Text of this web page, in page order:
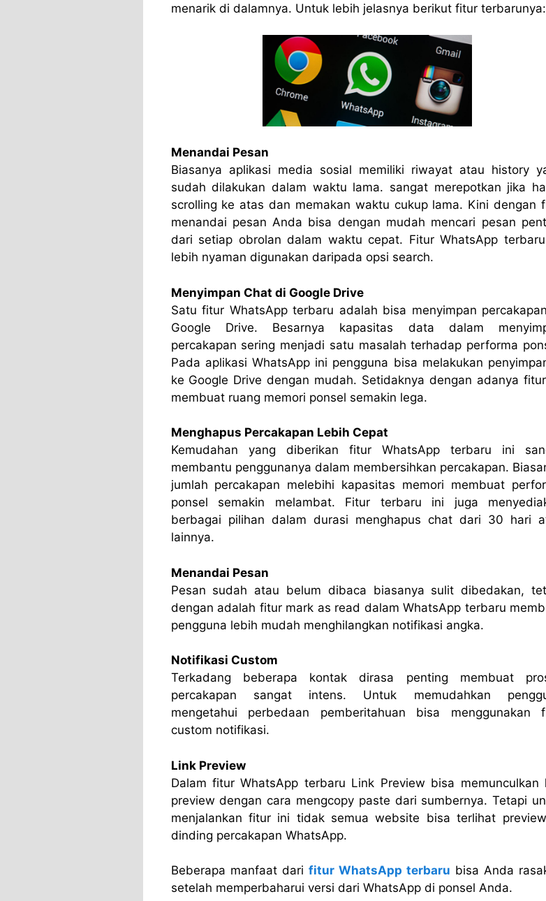
menarik di dalamnya. Untuk lebih jelasnya berikut fitur terbarunya:
Menandai Pesan
Biasanya aplikasi media sosial memiliki riwayat atau history
sudah dilakukan dalam waktu lama. sangat merepotkan jika
scrolling ke atas dan memakan waktu cukup lama. Kini dengan
menandai pesan Anda bisa dengan mudah mencari pesan
dari setiap obrolan dalam waktu cepat. Fitur WhatsApp
lebih nyaman digunakan daripada opsi search.
Menyimpan Chat di Google Drive
Satu fitur WhatsApp terbaru adalah bisa menyimpan
Google Drive. Besarnya kapasitas data dalam
percakapan sering menjadi satu masalah terhadap performa
Pada aplikasi WhatsApp ini pengguna bisa melakukan
ke Google Drive dengan mudah. Setidaknya dengan adanya
membuat ruang memori ponsel semakin lega.
Menghapus Percakapan Lebih Cepat
Kemudahan yang diberikan fitur WhatsApp terbaru ini
membantu penggunanya dalam membersihkan percakapan.
jumlah percakapan melebihi kapasitas memori membuat
ponsel semakin melambat. Fitur terbaru ini juga
berbagai pilihan dalam durasi menghapus chat dari 30 hari
lainnya.
Menandai Pesan
Pesan sudah atau belum dibaca biasanya sulit dibedakan,
dengan adalah fitur mark as read dalam WhatsApp terbaru
pengguna lebih mudah menghilangkan notifikasi angka.
Notifikasi Custom
Terkadang beberapa kontak dirasa penting membuat
percakapan sangat intens. Untuk memudahkan
mengetahui perbedaan pemberitahuan bisa menggunakan
custom notifikasi.
Link Preview
Dalam fitur WhatsApp terbaru Link Preview bisa memunculkan
preview dengan cara mengcopy paste dari sumbernya. Tetapi
menjalankan fitur ini tidak semua website bisa terlihat
dinding percakapan WhatsApp.
Beberapa manfaat dari fitur WhatsApp terbaru bisa Anda
setelah memperbaharui versi dari WhatsApp di ponsel Anda.